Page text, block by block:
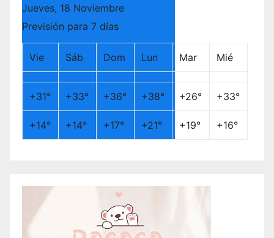
Jueves, 18 Noviembre
Previsión para 7 días
Vie Sáb Dom Lun Mar Mié
+31° +33° +36° +38° +26° +33°
+14° +14° +17° +21° +19° +16°